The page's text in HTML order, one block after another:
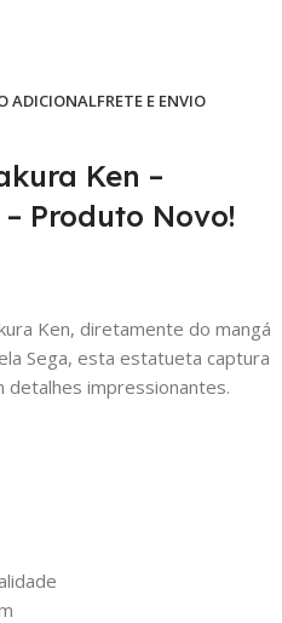
ADICIONALFRETE E ENVIO
Ken –
Produto Novo!
Ken, diretamente do mangá
Sega, esta estatueta captura
detalhes impressionantes.